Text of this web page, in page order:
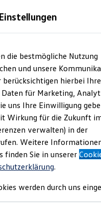
Gebrauchtwagen
die bestmögliche Nutzung
und unsere
hierbei Ihre
für Marketing,
uns Ihre Einwilligung
Wirkung für die Zukunft
verwalten) in der
Weitere
finden Sie in unserer
.
werden durch uns